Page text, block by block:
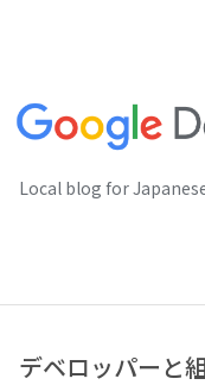
Local blog for
デベロッパーと